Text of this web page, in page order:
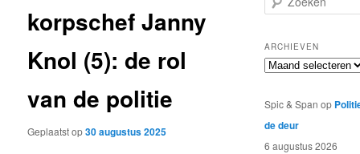
korpschef Janny
Knol (5): de rol
van de politie
Geplaatst op30 augustus 2025
o
k
e
n
ARCHIEVEN
Archieven
Spic & Span op
de deur
6 augustus 2026